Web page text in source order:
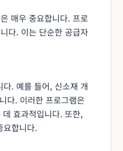
매우 중요합니다. 프로
다. 이는 단순한 공급자
. 예를 들어, 신소재 개
다. 이러한 프로그램은
효과적입니다. 또한,
요합니다.